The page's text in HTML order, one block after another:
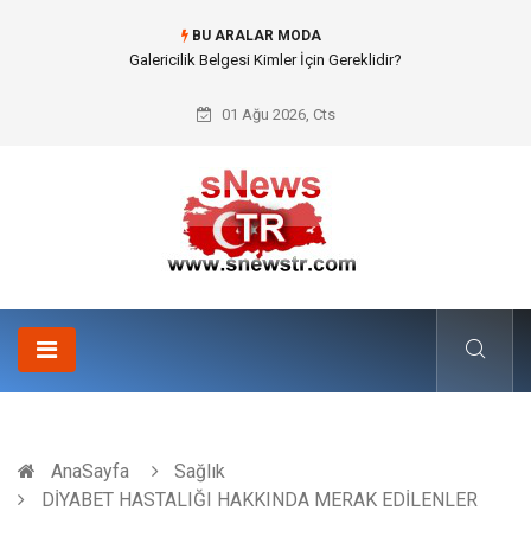
BU ARALAR MODA
Doküman Yönetimi ile Kurumsal Hafızanın Dijitalleşmesi
01 Ağu 2026, Cts
AnaSayfa
Sağlık
DİYABET HASTALIĞI HAKKINDA MERAK EDİLENLER